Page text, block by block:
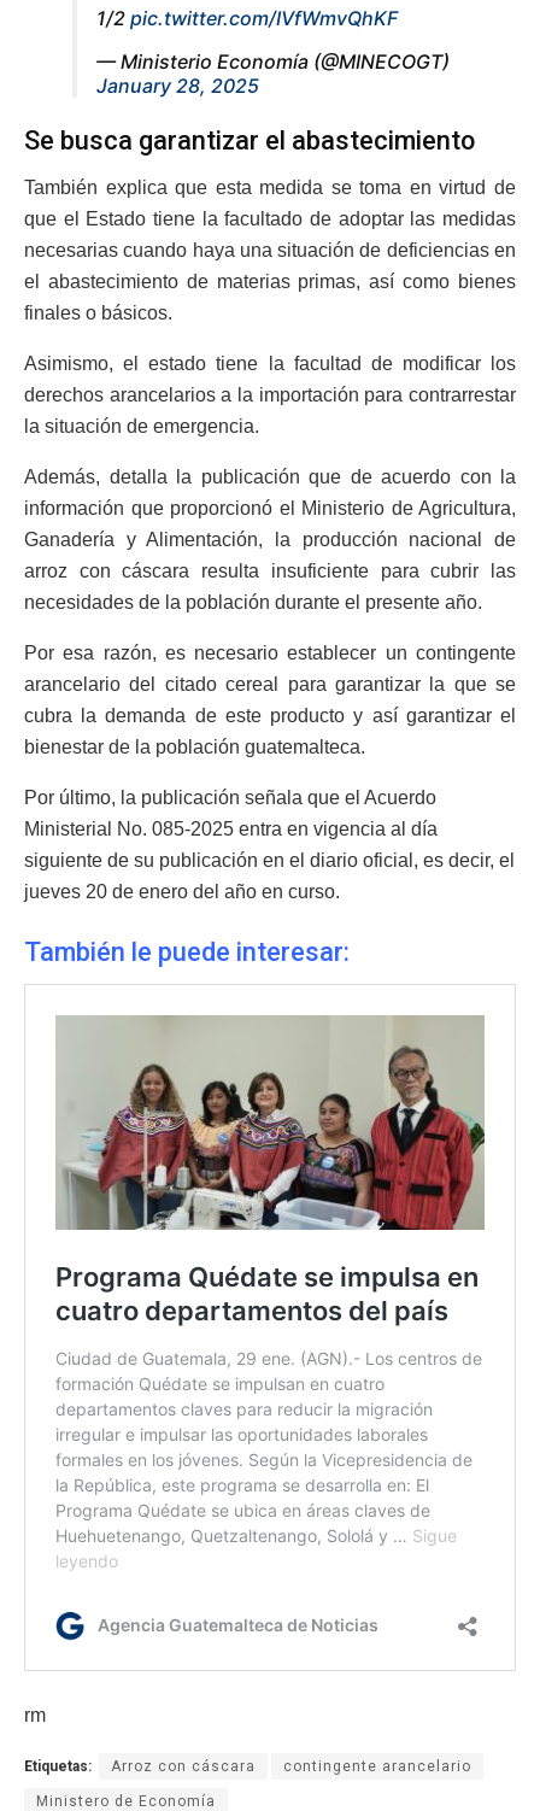
1/2 pic.twitter.com/IVfWmvQhKF
— Ministerio Economía (@MINECOGT)
January 28, 2025
Se busca garantizar el abastecimiento
También explica que esta medida se toma en virtud de
que el Estado tiene la facultado de adoptar las medidas
necesarias cuando haya una situación de deficiencias en
el abastecimiento de materias primas, así como bienes
finales o básicos.
Asimismo, el estado tiene la facultad de modificar los
derechos arancelarios a la importación para contrarrestar
la situación de emergencia.
Además, detalla la publicación que de acuerdo con la
información que proporcionó el Ministerio de Agricultura,
Ganadería y Alimentación, la producción nacional de
arroz con cáscara resulta insuficiente para cubrir las
necesidades de la población durante el presente año.
Por esa razón, es necesario establecer un contingente
arancelario del citado cereal para garantizar la que se
cubra la demanda de este producto y así garantizar el
bienestar de la población guatemalteca.
Por último, la publicación señala que el Acuerdo
Ministerial No. 085-2025 entra en vigencia al día
siguiente de su publicación en el diario oficial, es decir, el
jueves 20 de enero del año en curso.
También le puede interesar:
rm
Etiquetas: Arroz con cáscara contingente arancelario
Ministero de Economía